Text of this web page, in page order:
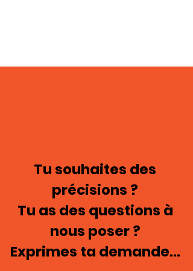
Tu souhaites des
précisions ?
Tu as des questions à
nous poser ?
Exprimes ta demande...